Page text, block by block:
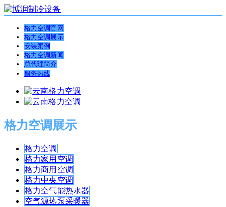
格力空调官网
格力空调展示
安装案例
格力空调新闻
总代理简介
服务热线
格力空调展示
格力空调
格力家用空调
格力商用空调
格力中央空调
格力空气能热水器
空气源热泵采暖器